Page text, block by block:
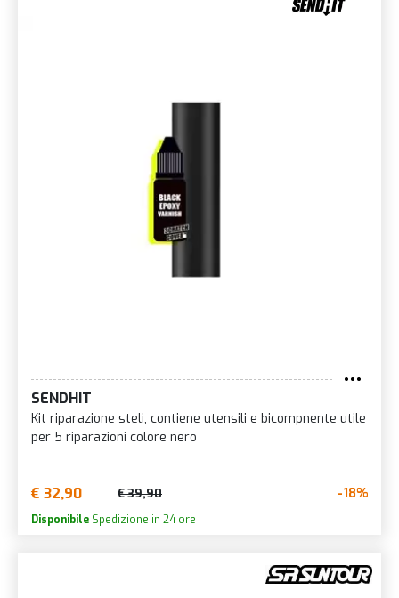
SENDHIT
Kit riparazione steli, contiene utensili e bicompnente utile
per 5 riparazioni colore nero
€ 32,90 € 39,90 -18%
Disponibile Spedizione in 24 ore